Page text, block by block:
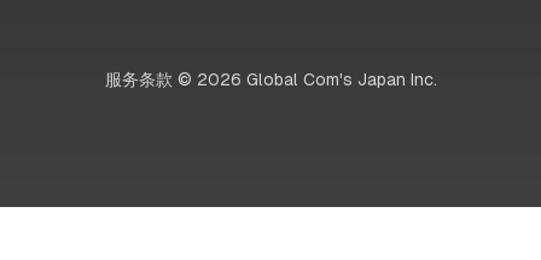
服务条款 © 2026 Global Com's Japan Inc.